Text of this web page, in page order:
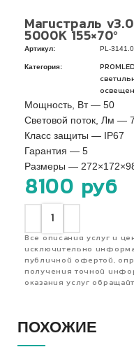
Магистраль
5000К 155×70°
Артикул: PL-
Категория: PROMLED
Мощность, Вт — 50
Световой поток, Лм —
Класс защиты — IP67
Гарантия — 5
Размеры —
8100 руб
Все описания услуг и
исключительно
публичной офертой,
получения точной
оказания услуг
ПОХОЖИЕ